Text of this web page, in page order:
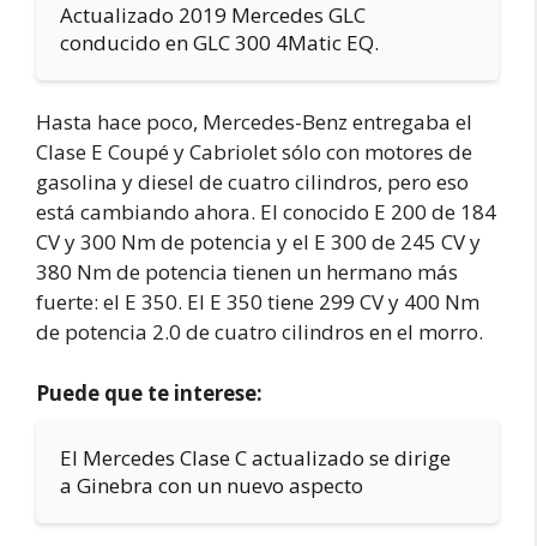
Actualizado 2019 Mercedes GLC
conducido en GLC 300 4Matic EQ.
Hasta hace poco, Mercedes-Benz entregaba el
Clase E Coupé y Cabriolet sólo con motores de
gasolina y diesel de cuatro cilindros, pero eso
está cambiando ahora. El conocido E 200 de 184
CV y 300 Nm de potencia y el E 300 de 245 CV y
380 Nm de potencia tienen un hermano más
fuerte: el E 350. El E 350 tiene 299 CV y 400 Nm
de potencia 2.0 de cuatro cilindros en el morro.
Puede que te interese:
El Mercedes Clase C actualizado se dirige
a Ginebra con un nuevo aspecto